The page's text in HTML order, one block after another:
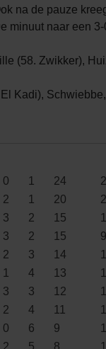
na de pauze
minuut naar een
(58. Zwikker),
Kadi),
0 1 24
2 1 20
3 2 15
3 2 15 9
2 3 14
1 4 13
3 3 12
2 4 11
0 6 9